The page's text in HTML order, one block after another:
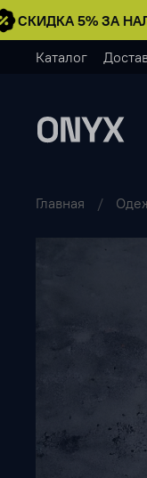
СКИДКА 5% ЗА
Каталог
Главная